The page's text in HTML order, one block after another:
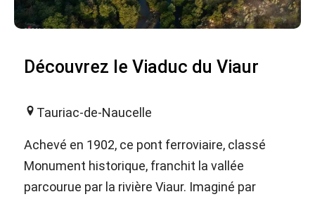
Découvrez le Viaduc du Viaur
Tauriac-de-Naucelle
Achevé en 1902, ce pont ferroviaire, classé
Monument historique, franchit la vallée
parcourue par la rivière Viaur. Imaginé par